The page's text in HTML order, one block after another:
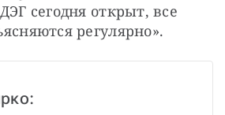
сегодня открыт, все
регулярно».